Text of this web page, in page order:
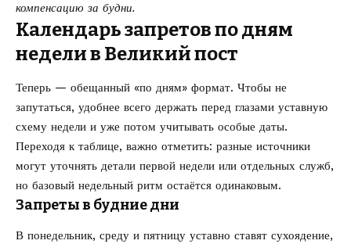
компенсацию за будни.
Календарь запретов по дням
недели в Великий пост
Теперь — обещанный «по дням» формат. Чтобы не
запутаться, удобнее всего держать перед глазами уставную
схему недели и уже потом учитывать особые даты.
Переходя к таблице, важно отметить: разные источники
могут уточнять детали первой недели или отдельных служб,
но базовый недельный ритм остаётся одинаковым.
Запреты в будние дни
В понедельник, среду и пятницу уставно ставят сухоядение,